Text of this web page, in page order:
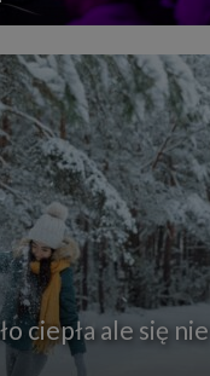
ciepła ale się nie